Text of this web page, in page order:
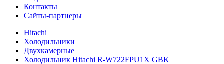
Контакты
Сайты-партнеры
Hitachi
Холодильники
Двухкамерные
Холодильник Hitachi R-W722FPU1X GBK